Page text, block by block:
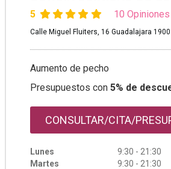
5 10 Opiniones
Calle Miguel Fluiters, 16 Guadalajara
Aumento de pecho
Presupuestos con 5% de
CONSULTAR/CITA/
Lunes
9:30 - 21:30
Martes
9:30 - 21:30